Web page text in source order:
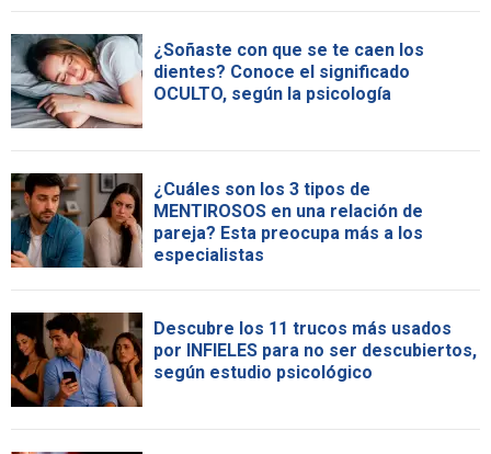
¿Soñaste con que se te caen los
dientes? Conoce el significado
OCULTO, según la psicología
¿Cuáles son los 3 tipos de
MENTIROSOS en una relación de
pareja? Esta preocupa más a los
especialistas
Descubre los 11 trucos más usados
por INFIELES para no ser descubiertos,
según estudio psicológico